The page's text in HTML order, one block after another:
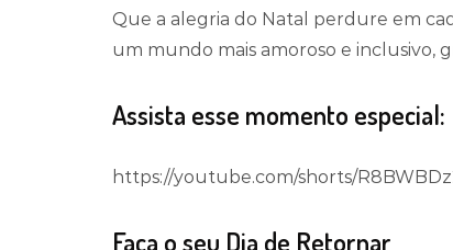
Que a alegria do Natal perdure em
um mundo mais amoroso e inclusivo,
Assista esse momento especial:
https://youtube.com/shorts/
Faça o seu Dia de Retornar